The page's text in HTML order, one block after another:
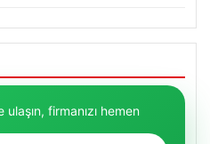
firmanızı hemen